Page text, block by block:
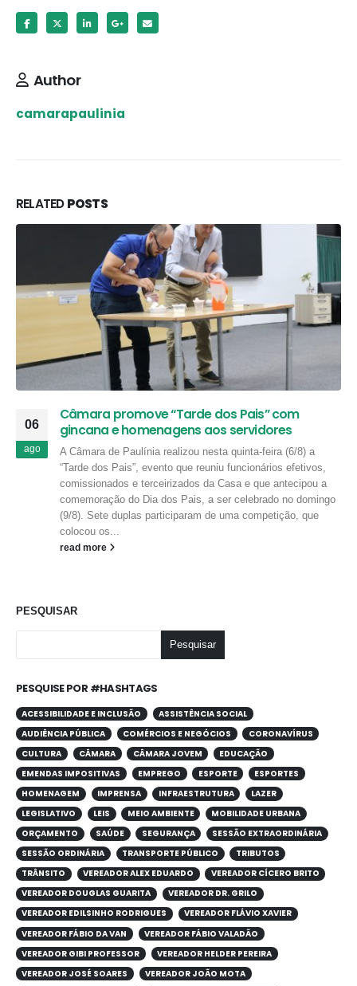
Author
camarapaulinia
RELATEDPOSTS
06
ago
Câmara promove “Tarde dos Pais” com
gincana e homenagens aos servidores
A Câmara de Paulínia realizou nesta quinta-feira (6/8) a
“Tarde dos Pais”, evento que reuniu funcionários efetivos,
comissionados e terceirizados da Casa e que antecipou a
comemoração do Dia dos Pais, a ser celebrado no domingo
(9/8). Sete duplas participaram de uma competição, que
colocou os...
read more
PESQUISAR
Pesquisar
PESQUISE POR #HASHTAGS
ACESSIBILIDADE E INCLUSÃO
ASSISTÊNCIA SOCIAL
AUDIÊNCIA PÚBLICA
COMÉRCIOS E NEGÓCIOS
CORONAVÍRUS
CULTURA
CÂMARA CÂMARA JOVEM
EDUCAÇÃO
EMENDAS IMPOSITIVAS
EMPREGO ESPORTE
ESPORTES
HOMENAGEM
IMPRENSA INFRAESTRUTURA
LAZER
LEGISLATIVO
LEIS MEIO AMBIENTE
MOBILIDADE URBANA
ORÇAMENTO
SAÚDE SEGURANÇA
SESSÃO EXTRAORDINÁRIA
SESSÃO ORDINÁRIA
TRANSPORTE PÚBLICO
TRIBUTOS
TRÂNSITO
VEREADOR ALEX EDUARDO
VEREADOR CÍCERO BRITO
VEREADOR DOUGLAS GUARITA
VEREADOR DR. GRILO
VEREADOR EDILSINHO RODRIGUES
VEREADOR FLÁVIO XAVIER
VEREADOR FÁBIO DA VAN
VEREADOR FÁBIO VALADÃO
VEREADOR GIBI PROFESSOR
VEREADOR HELDER PEREIRA
VEREADOR JOSÉ SOARES
VEREADOR JOÃO MOTA